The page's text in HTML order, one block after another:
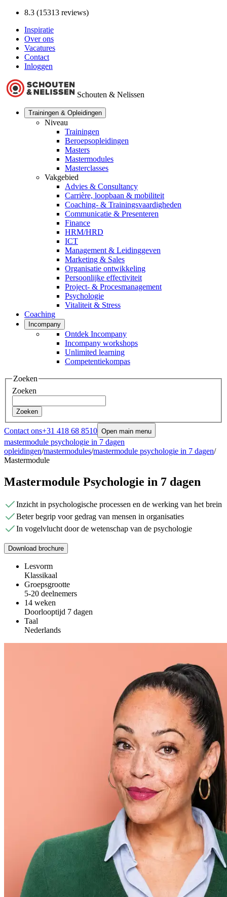
8.3 (15313 reviews)
Inspiratie
Over ons
Vacatures
Contact
Inloggen
Schouten & Nelissen
Trainingen & Opleidingen
Niveau
Trainingen
Beroepsopleidingen
Masters
Mastermodules
Masterclasses
Vakgebied
Advies & Consultancy
Carrière, loopbaan & mobiliteit
Coaching- & Trainingsvaardigheden
Communicatie & Presenteren
Finance
HRM/HRD
ICT
Management & Leidinggeven
Marketing & Sales
Organisatie ontwikkeling
Persoonlijke effectiviteit
Project- & Procesmanagement
Psychologie
Vitaliteit & Stress
Coaching
Incompany
Ontdek Incompany
Incompany workshops
Unlimited learning
Competentiekompas
Zoeken
Zoeken
Zoeken
Contact ons+31 418 68 8510 Open main menu
mastermodule psychologie in 7 dagen
opleidingen/mastermodules/mastermodule psychologie in 7 dagen/
Mastermodule
Mastermodule Psychologie in 7 dagen
Inzicht in psychologische processen en de werking van het brein
Beter begrip voor gedrag van mensen in organisaties
In vogelvlucht door de wetenschap van de psychologie
Download brochure
Lesvorm
Klassikaal
Groepsgrootte
5-20 deelnemers
14 weken
Doorlooptijd 7 dagen
Taal
Nederlands